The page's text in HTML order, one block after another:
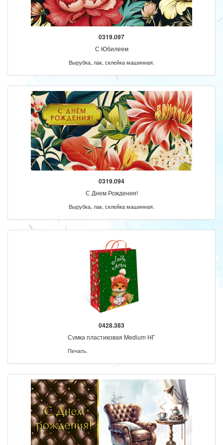
0319.097
С Юбилеем
Вырубка, лак, склейка машинная.
0319.094
С Днем Рождения!
Вырубка, лак, склейка машинная.
0428.383
Сумка пластиковая Medium НГ
Печать.